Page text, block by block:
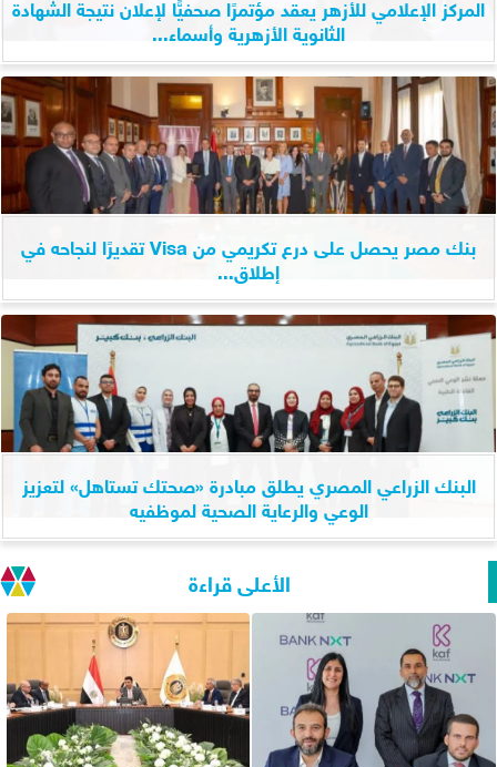
المركز الإعلامي للأزهر يعقد مؤتمرًا صحفيًّا لإعلان نتيجة الشهادة
الثانوية الأزهرية وأسماء...
بنك مصر يحصل على درع تكريمي من Visa تقديرًا لنجاحه في
إطلاق...
البنك الزراعي المصري يطلق مبادرة «صحتك تستاهل» لتعزيز
الوعي والرعاية الصحية لموظفيه
الأعلى قراءة